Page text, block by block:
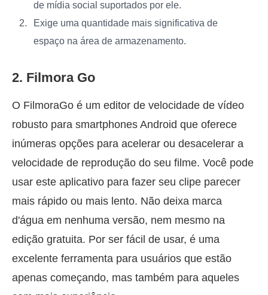
de mídia social suportados por ele.
Exige uma quantidade mais significativa de
espaço na área de armazenamento.
2. Filmora Go
O FilmoraGo é um editor de velocidade de vídeo
robusto para smartphones Android que oferece
inúmeras opções para acelerar ou desacelerar a
velocidade de reprodução do seu filme. Você pode
usar este aplicativo para fazer seu clipe parecer
mais rápido ou mais lento. Não deixa marca
d'água em nenhuma versão, nem mesmo na
edição gratuita. Por ser fácil de usar, é uma
excelente ferramenta para usuários que estão
apenas começando, mas também para aqueles